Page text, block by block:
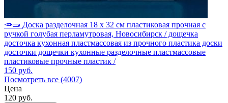
🥕🥒 Доска разделочная 18 х 32 см пластиковая прочная с
ручкой голубая перламутровая, Новосибирск / дощечка
досточка кухонная пластмассовая из прочного пластика доски
досточки дощечки кухонные разделочные пластмассовые
пластиковые прочные пластик /
150 руб.
Посмотреть все (4007)
Цена
120 руб.